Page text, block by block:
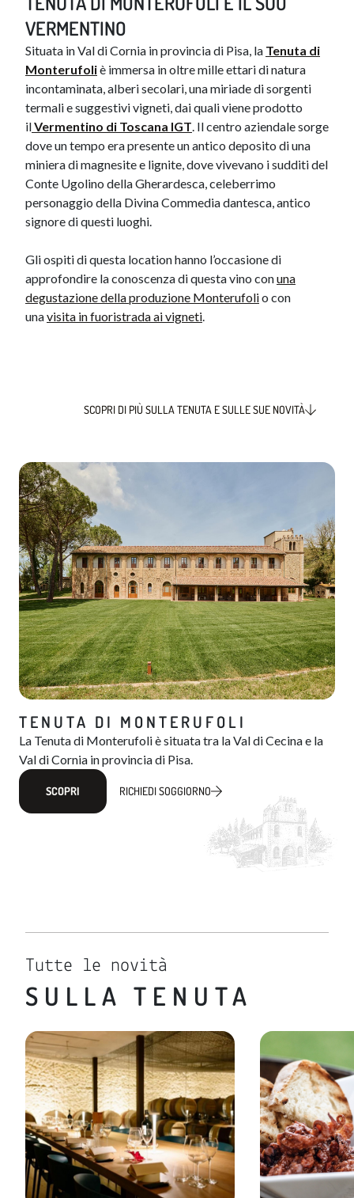
VERMENTINO
Situata in Val di Cornia in provincia di Pisa, la Tenuta di
Monterufoliè immersa in oltre mille ettari di natura
incontaminata, alberi secolari, una miriade di sorgenti
termali e suggestivi vigneti, dai quali viene prodotto
ilVermentino di Toscana IGT. Il centro aziendale sorge
dove un tempo era presente un antico deposito di una
miniera di magnesite e lignite, dove vivevano i sudditi del
Conte Ugolino della Gherardesca, celeberrimo
personaggio della Divina Commedia dantesca, antico
signore di questi luoghi.
Gli ospiti di questa location hanno l’occasione di
approfondire la conoscenza di questa vino conuna
degustazione della produzione Monterufolio con
unavisita in fuoristrada ai vigneti.
SCOPRI DI PIÙ SULLA TENUTA E SULLE SUE NOVITÀ
TENUTA DI MONTERUFOLI
La Tenuta di Monterufoli è situata tra la Val di Cecina e la
Val di Cornia in provincia di Pisa.
SCOPRI RICHIEDI SOGGIORNO
Tutte le novità
SULLA TENUTA